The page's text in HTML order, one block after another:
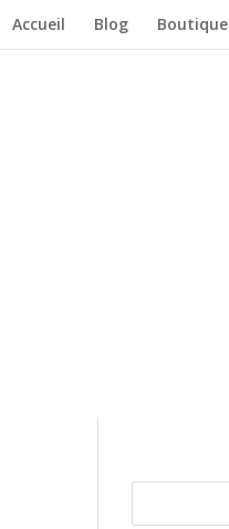
Accueil Blog Boutique